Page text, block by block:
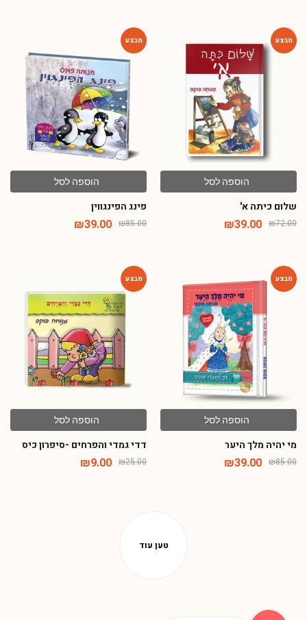
הוספה לסל
שלום כיתה א'
₪72.00
₪39.00
הוספה לסל
פינג הפינגווין
₪85.00
₪39.00
הוספה לסל
מי יהיה מלך היער
₪85.00
₪39.00
הוספה לסל
דדי גמדי והפרחים -סיפרון כיס
₪25.00
₪9.00